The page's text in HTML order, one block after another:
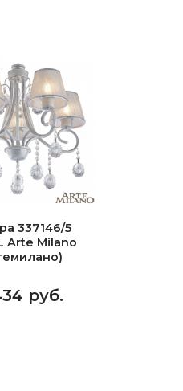
337146/5
Arte Milano
руб.